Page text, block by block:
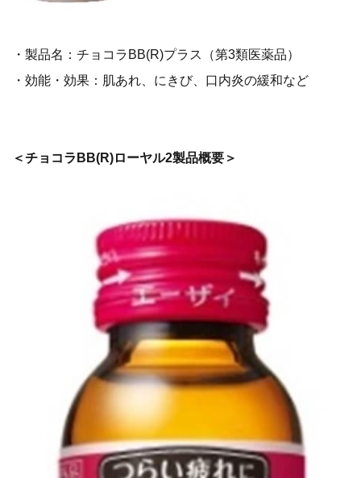
・製品名：チョコラBB(R)プラス（第3類医薬品）
・効能・効果：肌あれ、にきび、口内炎の緩和など
＜チョコラBB(R)ローヤル2製品概要＞